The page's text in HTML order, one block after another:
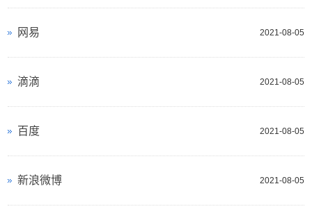
2021-08-05
网易
2021-08-05
滴滴
2021-08-05
百度
2021-08-05
新浪微博